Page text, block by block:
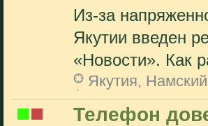
Из-за
Якутии введен
«Новости». Как
Якутия,
Телефон